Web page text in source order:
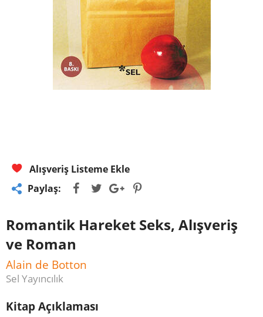
Alışveriş Listeme Ekle
Paylaş:
Romantik Hareket Seks, Alışveriş
ve Roman
Alain de Botton
Sel Yayıncılık
Kitap Açıklaması